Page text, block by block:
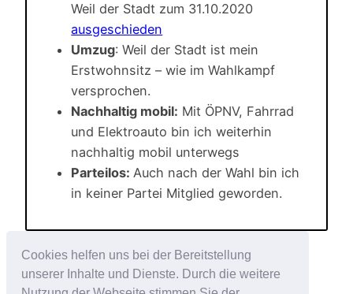
Cookies helfen uns bei der Bereitstellung
unserer Inhalte und Dienste. Durch die weitere
Weil der Stadt zum 31.10.2020
ausgeschieden
Umzug: Weil der Stadt ist mein
Erstwohnsitz – wie im Wahlkampf
versprochen.
Nachhaltig mobil: Mit ÖPNV, Fahrrad
und Elektroauto bin ich weiterhin
nachhaltig mobil unterwegs
Parteilos:Auch nach der Wahl bin ich
in keiner Partei Mitglied geworden.